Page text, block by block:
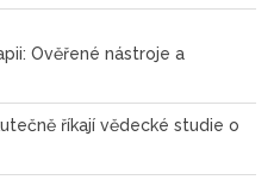
Ověřené nástroje a
říkají vědecké studie o